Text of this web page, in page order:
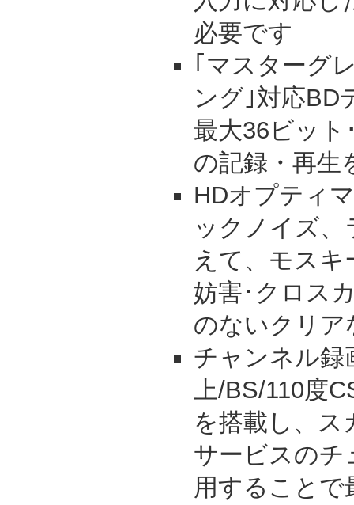
必要です
｢マスターグ
ング｣対応BD
最大36ビット
の記録・再生
HDオプティ
ックノイズ
えて、モス
妨害･クロス
のないクリア
チャンネル録
上/BS/110度
を搭載し、ス
サービスのチ
用することで